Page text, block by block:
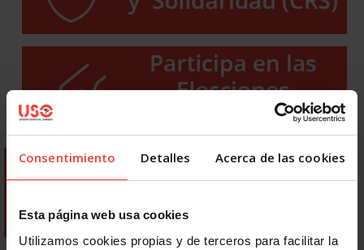
Consentimiento Detalles Acerca de las cookies
Esta página web usa cookies
Utilizamos cookies propias y de terceros para facilitar la